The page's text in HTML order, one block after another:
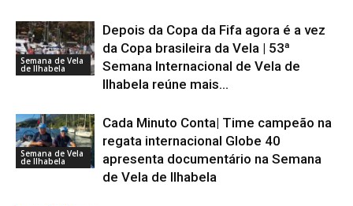
Semana de Vela
de Ilhabela
Depois da Copa da Fifa agora é a vez
da Copa brasileira da Vela | 53ª
Semana Internacional de Vela de
Ilhabela reúne mais...
Semana de Vela
de Ilhabela
Cada Minuto Conta| Time campeão na
regata internacional Globe 40
apresenta documentário na Semana
de Vela de Ilhabela